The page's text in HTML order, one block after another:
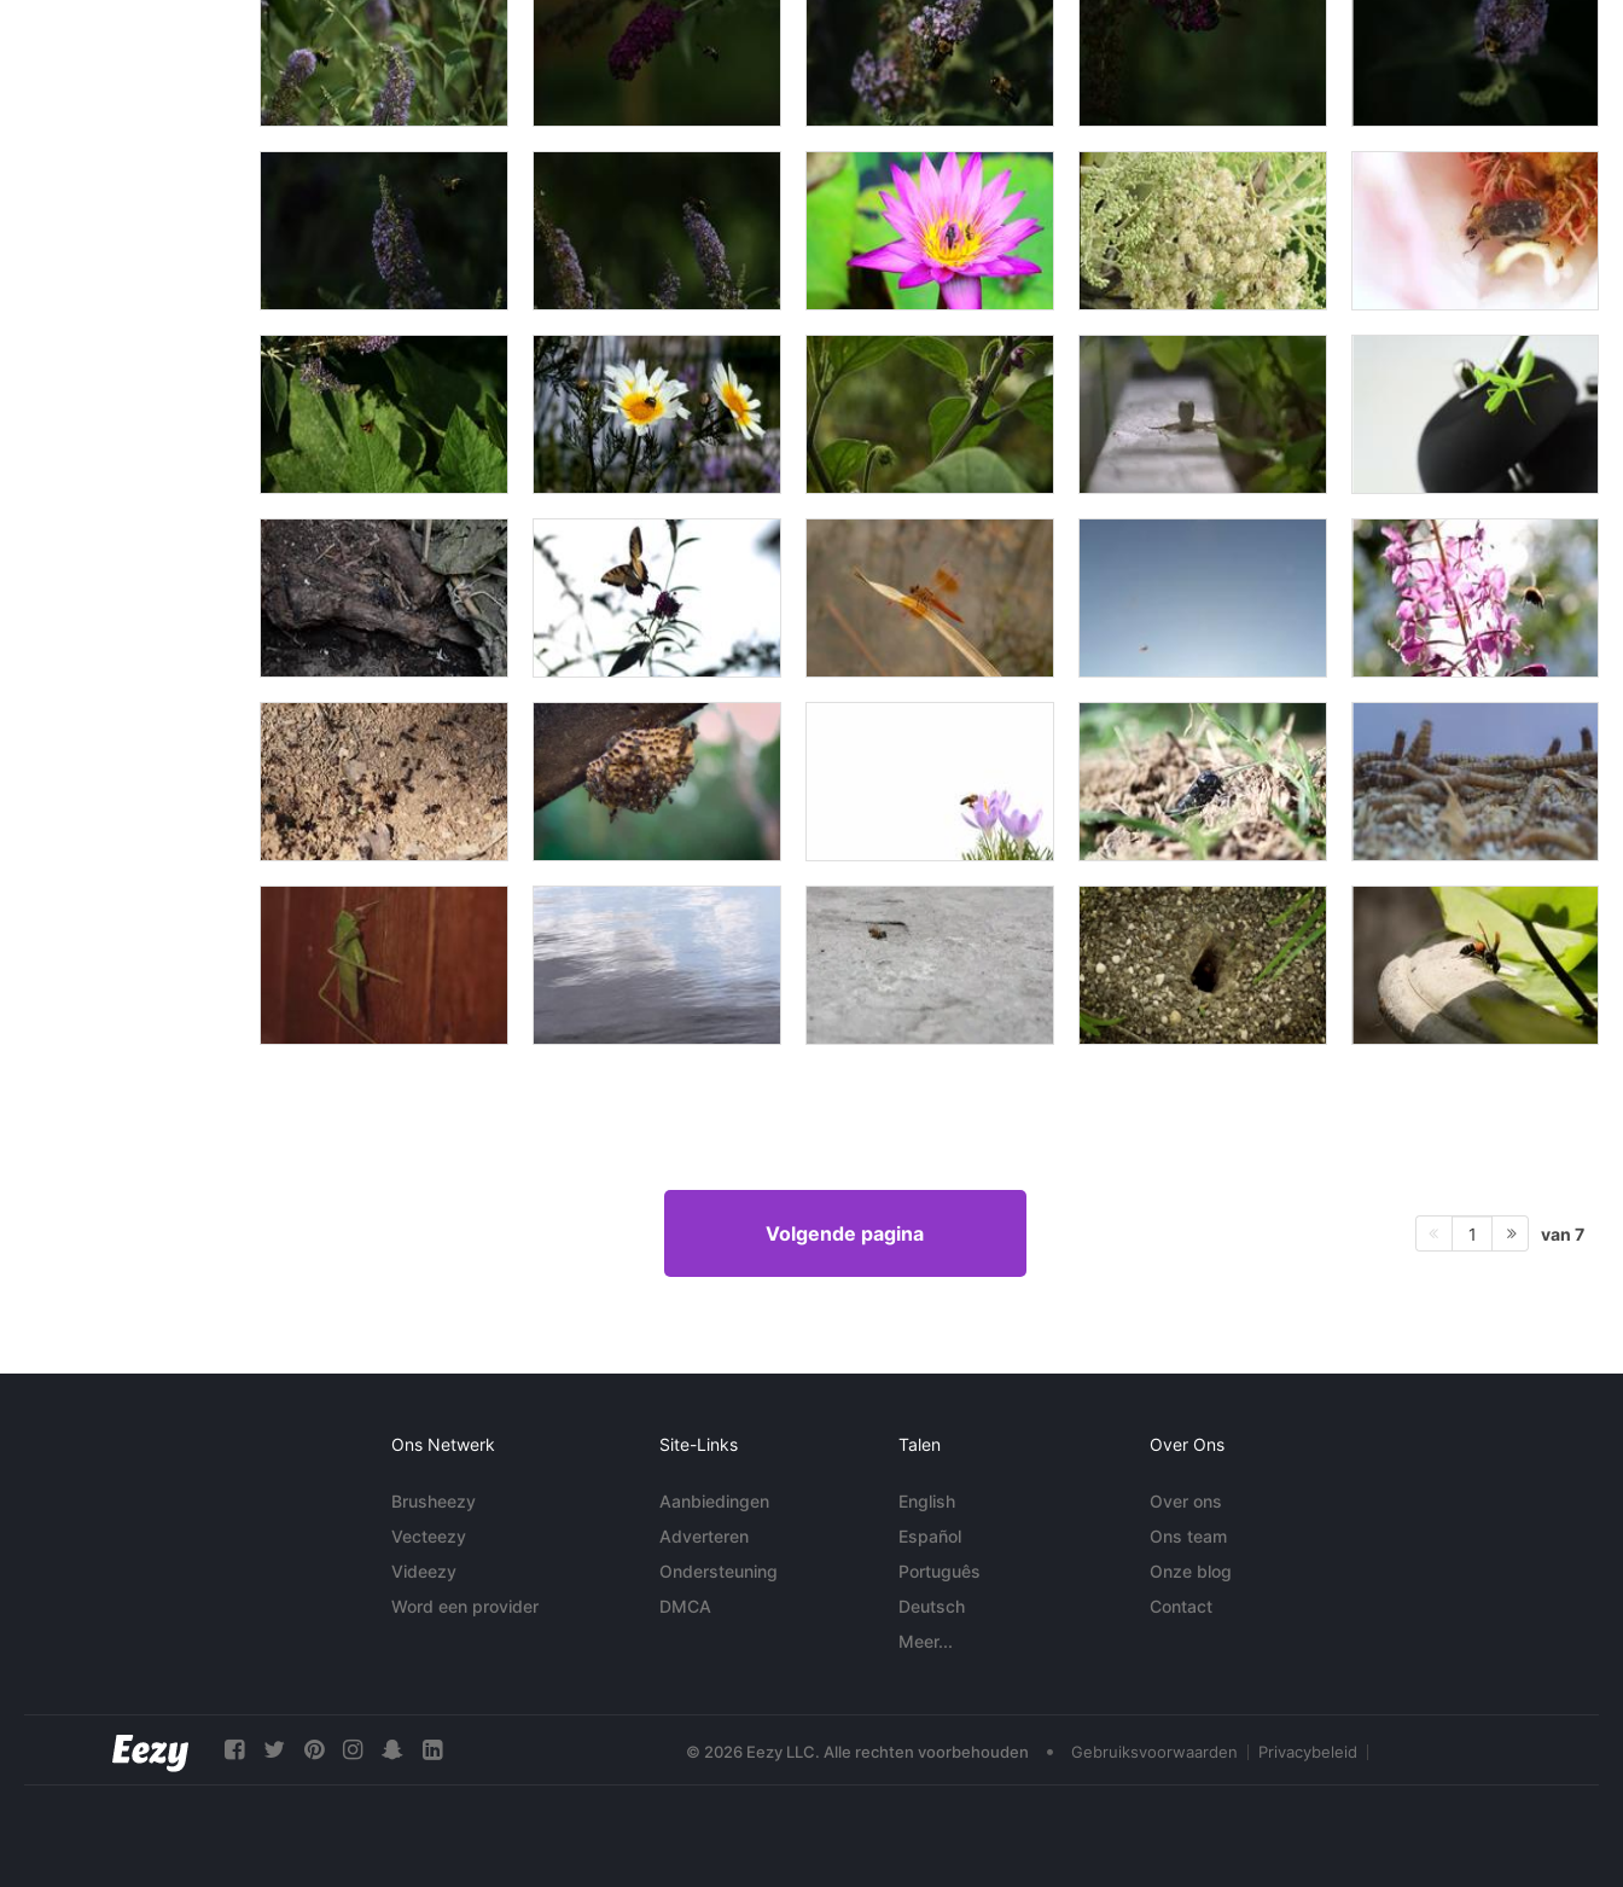
Volgende pagina 1 van 7
Ons Netwerk
Brusheezy
Vecteezy
Videezy
Word een provider
Site-Links
Aanbiedingen
Adverteren
Ondersteuning
DMCA
Talen
English
Español
Português
Deutsch
Meer...
Over Ons
Over ons
Ons team
Onze blog
Contact
© 2026 Eezy LLC. Alle rechten voorbehouden • Gebruiksvoorwaarden Privacybeleid